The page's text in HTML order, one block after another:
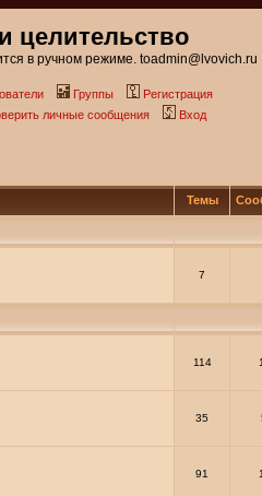
целительство
в ручном режиме. toadmin@lvovich.ru
Группы
Регистрация
личные сообщения Вход
Темы
7
114
35
91